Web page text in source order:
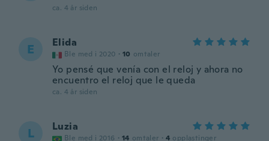
ca. 4 år siden
E Elida
Ble med i 2020 · 10 omtaler
Yo pensé que venía con el reloj y ahora no
encuentro el reloj que le queda
ca. 4 år siden
L Luzia
Ble med i 2016 · 14 omtaler · 4 opplastinger